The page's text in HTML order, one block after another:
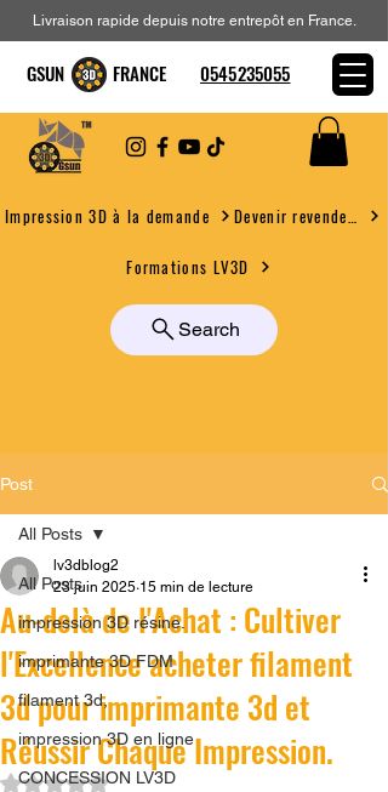
Impression 3D à la demande
Formations LV3D
Search
Livraison rapide depuis notre entrepôt en France.
GSUN FRANCE 0545235055
Post
All Posts
impression 3D résine.
imprimante 3D FDM
filament 3d,
impression 3D en ligne
CONCESSION LV3D
All Posts
Au-delà de l'Achat : Cultiver
l'Excellence acheter filament
3d pour imprimante 3d et
Réussir Chaque Impression.
lv3dblog2
23 juin 2025 15 min de lecture
Noté NaN étoiles sur 5.